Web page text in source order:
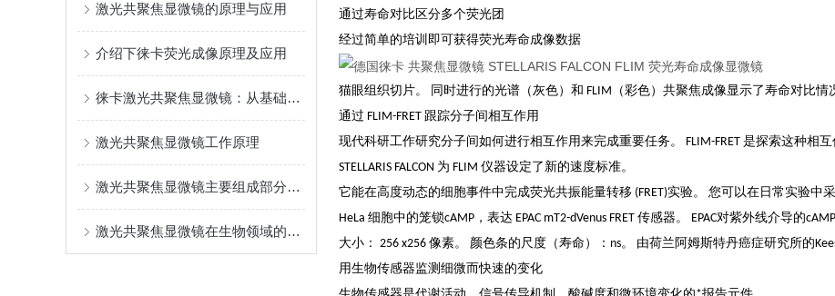
通过寿命对比区分多个荧光团
经过简单的培训即可获得荧光寿命成像数据
猫眼组织切片。 同时进行的光谱（灰色）和 FLIM（彩色）共聚焦成像显示了寿命对比情况
通过 FLIM-FRET 跟踪分子间相互作用
现代科研工作研究分子间如何进行相互作用来完成重要任务。 FLIM-FRET 是探索这种相互
STELLARIS FALCON 为 FLIM 仪器设定了新的速度标准。
它能在高度动态的细胞事件中完成荧光共振能量转移 (FRET)实验。 您可以在日常实验中采
HeLa 细胞中的笼锁cAMP，表达 EPAC mT2-dVenus FRET 传感器。 EPAC对紫外线介导的
大小： 256 x256 像素。 颜色条的尺度（寿命）：ns。 由荷兰阿姆斯特丹癌症研究所的Kees
用生物传感器监测细微而快速的变化
激光共聚焦显微镜的原理与应用
介绍下徕卡荧光成像原理及应用
徕卡激光共聚焦显微镜：从基础到升级操作指南
激光共聚焦显微镜工作原理
激光共聚焦显微镜主要组成部分及功能
激光共聚焦显微镜在生物领域的*性